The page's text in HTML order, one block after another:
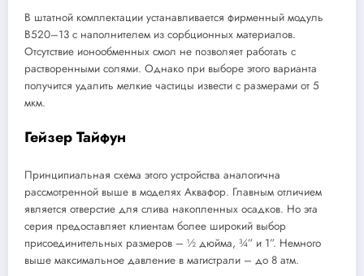
В штатной комплектации устанавливается фирменный модуль
В520–13 с наполнителем из сорбционных материалов.
Отсутствие ионообменных смол не позволяет работать с
растворенными солями. Однако при выборе этого варианта
получится удалить мелкие частицы извести с размерами от 5
мкм.
Гейзер Тайфун
Принципиальная схема этого устройства аналогична
рассмотренной выше в моделях Аквафор. Главным отличием
является отверстие для слива накопленных осадков. Но эта
серия предоставляет клиентам более широкий выбор
присоединительных размеров – ½ дюйма, ¾” и 1”. Немного
выше максимальное давление в магистрали – до 8 атм.